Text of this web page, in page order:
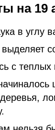
на 19
в углу
с